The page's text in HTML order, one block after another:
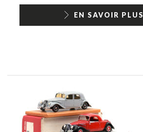
EN SAVOIR PLUS